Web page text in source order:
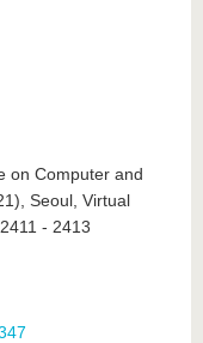
on Computer and
Seoul, Virtual
- 2413